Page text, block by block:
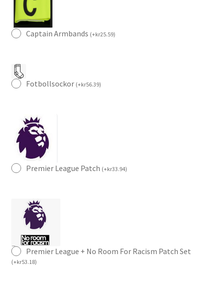
Captain Armbands (+kr25.59)
Fotbollsockor (+kr56.39)
Premier League Patch (+kr33.94)
Premier League + No Room For Racism Patch Set
(+kr53.18)